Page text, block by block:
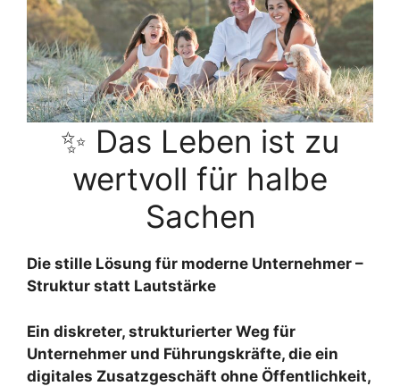
✨ Das Leben ist zu
wertvoll für halbe
Sachen
Die stille Lösung für moderne Unternehmer –
Struktur statt Lautstärke
Ein diskreter, strukturierter Weg für
Unternehmer und Führungskräfte, die ein
digitales Zusatzgeschäft ohne Öffentlichkeit,